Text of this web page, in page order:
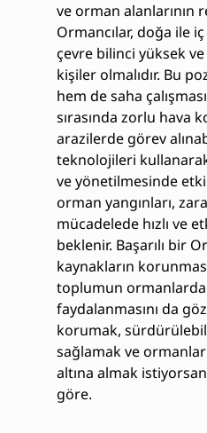
ve orman alanlarının
Ormancılar, doğa ile iç
çevre bilinci yüksek ve
kişiler olmalıdır. Bu
hem de saha
sırasında zorlu hava
arazilerde görev
teknolojileri
ve yönetilmesinde
orman yangınları,
mücadelede hızlı ve
beklenir. Başarılı bir
kaynakların
toplumun
faydalanmasını da
korumak,
sağlamak ve
altına almak
göre.